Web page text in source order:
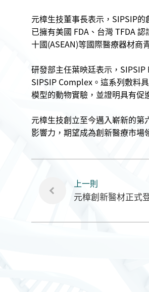
元樟生技董事長表示，SIPSIP
已擁有美國 FDA、台灣 TFDA
十國(ASEAN)等國際醫療器材商
研發部主任葉映廷表示，
SIPSIP Complex。這系列敷料
模型的動物實驗，並證明具有促
元樟生技創立至今邁入嶄新的
影響力，期望成為創新醫療市場
上一則
元樟創新醫材正式